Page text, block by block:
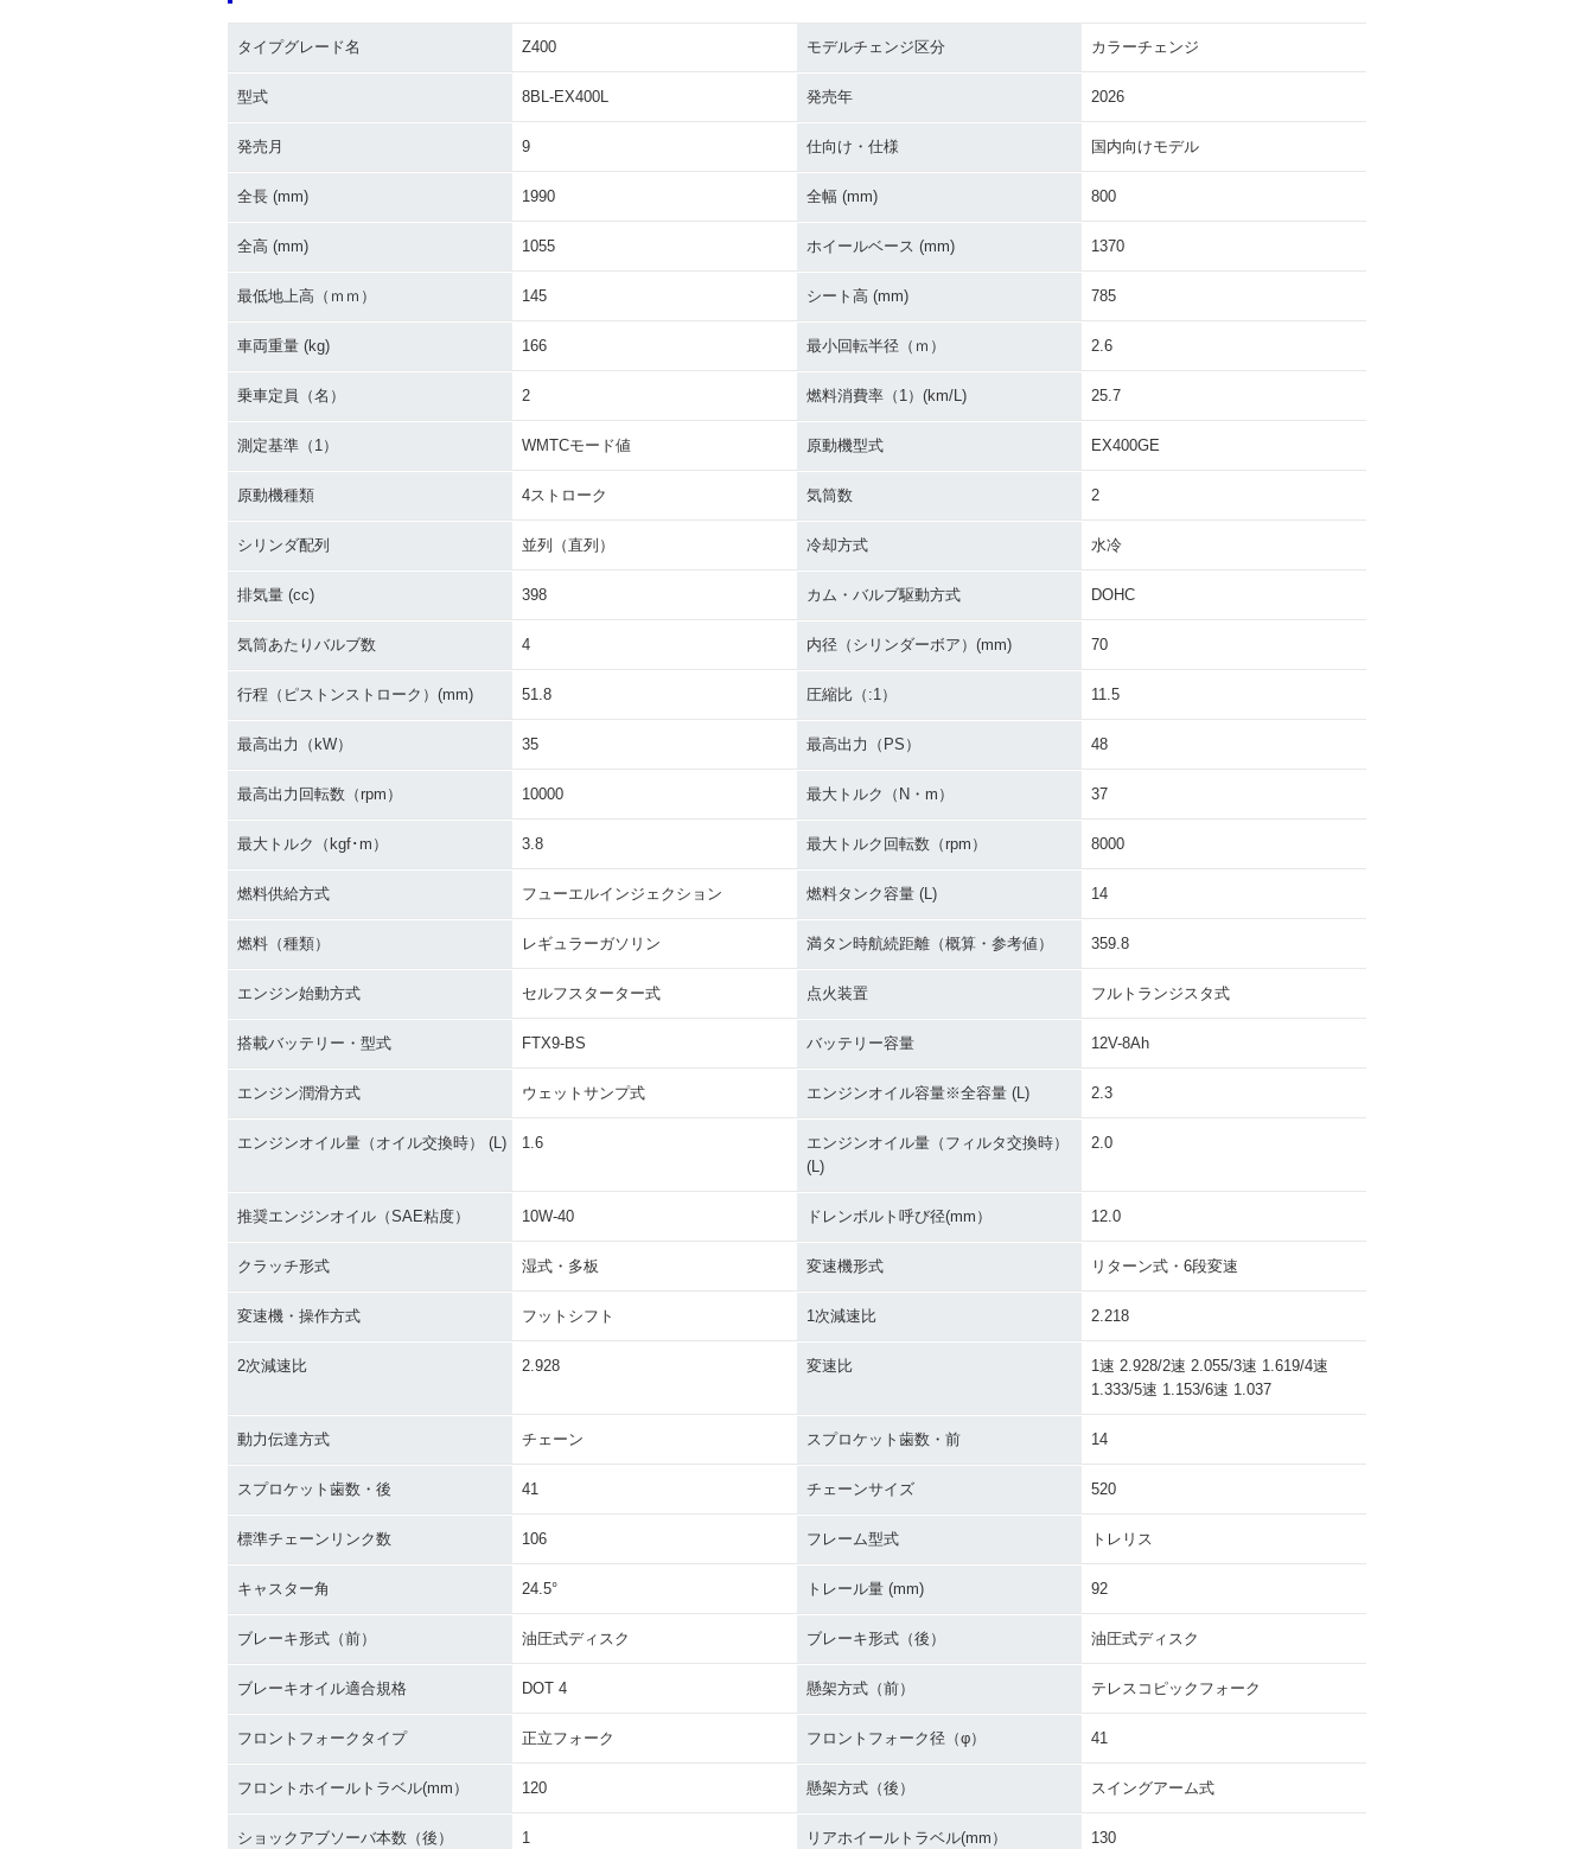
2021年 Z400・カラーチ
2020年 Z400・カラーチ
2019年 Z400 SE・その
2019年 Z400・その他 1978年 Z400
タイプグレード名 Z400 モデルチェンジ区分 カラーチェンジ
型式 8BL-EX400L 発売年 2026
発売月 9 仕向け・仕様 国内向けモデル
全長 (mm) 1990 全幅 (mm) 800
全高 (mm) 1055 ホイールベース (mm) 1370
最低地上高（ｍｍ） 145 シート高 (mm) 785
車両重量 (kg) 166 最小回転半径（ｍ） 2.6
乗車定員（名） 2 燃料消費率（1）(km/L) 25.7
測定基準（1） WMTCモード値 原動機型式 EX400GE
原動機種類 4ストローク 気筒数 2
シリンダ配列 並列（直列） 冷却方式 水冷
排気量 (cc) 398 カム・バルブ駆動方式 DOHC
気筒あたりバルブ数 4 内径（シリンダーボア）(mm) 70
行程（ピストンストローク）(mm) 51.8 圧縮比（:1） 11.5
最高出力（kW） 35 最高出力（PS） 48
最高出力回転数（rpm） 10000 最大トルク（N・m） 37
最大トルク（kgf･m） 3.8 最大トルク回転数（rpm） 8000
燃料供給方式 フューエルインジェクション 燃料タンク容量 (L) 14
燃料（種類） レギュラーガソリン 満タン時航続距離（概算・参考値） 359.8
エンジン始動方式 セルフスターター式 点火装置 フルトランジスタ式
搭載バッテリー・型式 FTX9-BS バッテリー容量 12V-8Ah
エンジン潤滑方式 ウェットサンプ式 エンジンオイル容量※全容量 (L) 2.3
エンジンオイル量（オイル交換時） (L) 1.6
エンジンオイル量（フィルタ交換時）
(L)
2.0
推奨エンジンオイル（SAE粘度） 10W-40 ドレンボルト呼び径(mm） 12.0
クラッチ形式 湿式・多板 変速機形式 リターン式・6段変速
変速機・操作方式 フットシフト 1次減速比 2.218
2次減速比 2.928 変速比
1速 2.928/2速 2.055/3速 1.619/4速
1.333/5速 1.153/6速 1.037
動力伝達方式 チェーン スプロケット歯数・前 14
スプロケット歯数・後 41 チェーンサイズ 520
標準チェーンリンク数 106 フレーム型式 トレリス
キャスター角 24.5° トレール量 (mm) 92
ブレーキ形式（前） 油圧式ディスク ブレーキ形式（後） 油圧式ディスク
ブレーキオイル適合規格 DOT 4 懸架方式（前） テレスコピックフォーク
フロントフォークタイプ 正立フォーク フロントフォーク径（φ） 41
フロントホイールトラベル(mm） 120 懸架方式（後） スイングアーム式
ショックアブソーバ本数（後） 1 リアホイールトラベル(mm） 130